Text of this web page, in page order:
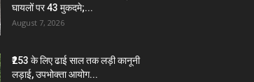
घायलों पर 43 मुकदमे;...
August 7, 2026
₹253 के लिए ढाई साल तक लड़ी कानूनी
लड़ाई, उपभोक्ता आयोग...